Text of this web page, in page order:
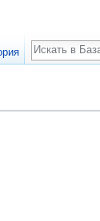
Поиск